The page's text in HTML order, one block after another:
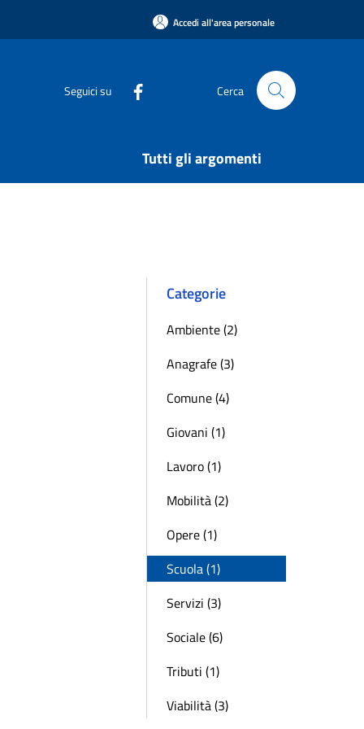
Accedi all'area personale
Seguici su Cerca
Tutti gli argomenti
Categorie
Ambiente (2)
Anagrafe (3)
Comune (4)
Giovani (1)
Lavoro (1)
Mobilità (2)
Opere (1)
Scuola (1)
Servizi (3)
Sociale (6)
Tributi (1)
Viabilità (3)